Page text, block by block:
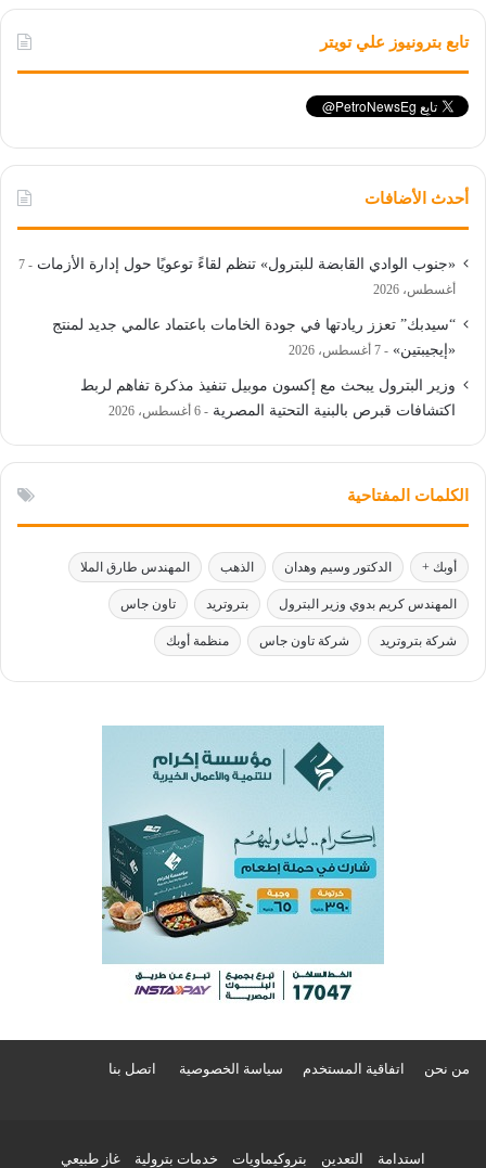
تابع بترونيوز علي تويتر
أحدث الأضافات
«جنوب الوادي القابضة للبترول» تنظم لقاءً توعويًا حول إدارة الأزمات
7
أغسطس، 2026
“سيدبك” تعزز ريادتها في جودة الخامات باعتماد عالمي جديد لمنتج
«إيجيبتين»
7 أغسطس، 2026
وزير البترول يبحث مع إكسون موبيل تنفيذ مذكرة تفاهم لربط
اكتشافات قبرص بالبنية التحتية المصرية
6 أغسطس، 2026
الكلمات المفتاحية
أوبك + الدكتور وسيم وهدان الذهب المهندس طارق الملا
المهندس كريم بدوي وزير البترول بتروتريد تاون جاس
شركة بتروتريد شركة تاون جاس منظمة أوبك
من نحن اتفاقية المستخدم سياسة الخصوصية اتصل بنا
استدامة التعدين بتروكيماويات خدمات بترولية غاز طبيعي